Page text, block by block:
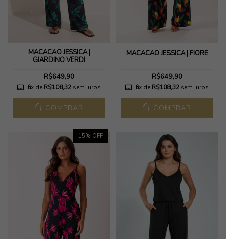
MACACÃO JESSICA |
GIARDINO VERDI
R$649,90
6x de R$108,32 sem juros
COMPRAR
MACACÃO JESSICA | FIORE
R$649,90
6x de R$108,32 sem juros
COMPRAR
15% OFF